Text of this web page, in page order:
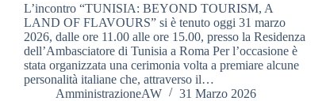
L’incontro “TUNISIA: BEYOND TOURISM, A
LAND OF FLAVOURS” si è tenuto oggi 31 marzo
2026, dalle ore 11.00 alle ore 15.00, presso la Residenza
dell’Ambasciatore di Tunisia a Roma Per l’occasione è
stata organizzata una cerimonia volta a premiare alcune
personalità italiane che, attraverso il…
AmministrazioneAW
31 Marzo 2026